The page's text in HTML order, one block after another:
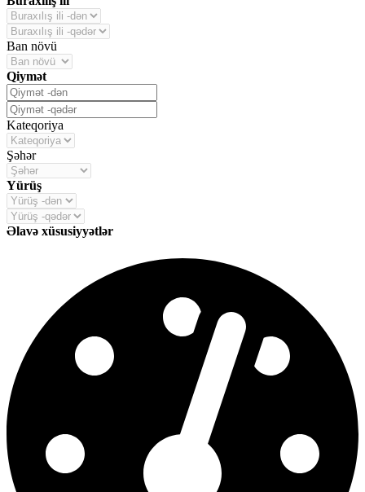
Ban növü
Qiymət
Kateqoriya
Şəhər
Yürüş
Əlavə xüsusiyyətlər